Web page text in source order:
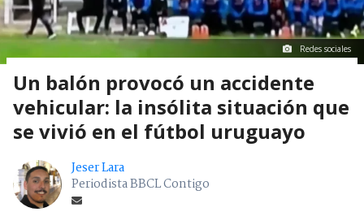
Redes sociales
Un balón provocó un accidente
vehicular: la insólita situación que
se vivió en el fútbol uruguayo
Jeser Lara
Periodista BBCL Contigo